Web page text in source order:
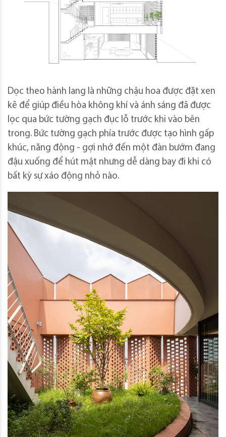
Dọc theo hành lang là những chậu hoa được đặt xen
kẽ để giúp điều hòa không khí và ánh sáng đã được
lọc qua bức tường gạch đục lỗ trước khi vào bên
trong. Bức tường gạch phía trước được tạo hình gấp
khúc, năng động - gợi nhớ đến một đàn bướm đang
đậu xuống để hút mật nhưng dễ dàng bay đi khi có
bất kỳ sự xáo động nhỏ nào.